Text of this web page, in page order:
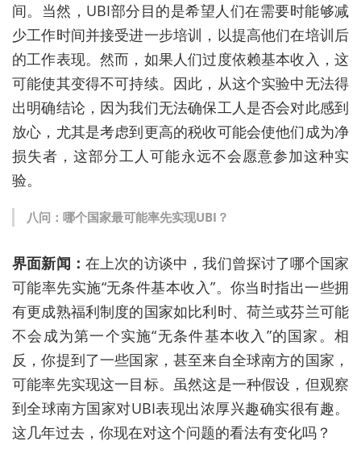
间。当然， UBI部分目的是希望人们在需要时能够减
少工作时间并接受进一步培训，以提高他们在培训后
的工作表现。然而，如果人们过度依赖基本收入，这
可能使其变得不可持续。因此，从这个实验中无法得
出明确结论，因为我们无法确保工人是否会对此感到
放心，尤其是考虑到更高的税收可能会使他们成为净
损失者，这部分工人可能永远不会愿意参加这种实
验。
八问：哪个国家最可能率先实现UBI ？
界面新闻： 在上次的访谈中，我们曾探讨了哪个国家
可能率先实施“无条件基本收入”。你当时指出一些拥
有更成熟福利制度的国家如比利时、荷兰或芬兰可能
不会成为第一个实施“无条件基本收入 ”的国家。相
反，你提到了一些国家，甚至来自全球南方的国家，
可能率先实现这一目标。虽然这是一种假设，但观察
到全球南方国家对UBI表现出浓厚兴趣确实很有趣。
这几年过去，你现在对这个问题的看法有变化吗？